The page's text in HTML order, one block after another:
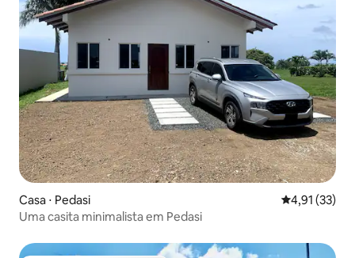
Casa ⋅ Pedasi 4,91 de uma
4,91 (33)
Uma casita minimalista em Pedasi